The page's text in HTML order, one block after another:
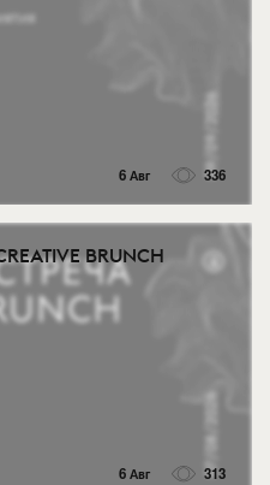
6 Авг 336
BRUNCH
6 Авг 313